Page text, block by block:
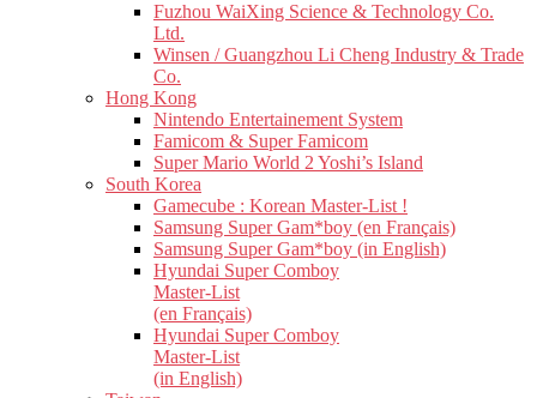
Fuzhou WaiXing Science & Technology Co.
Ltd.
Winsen / Guangzhou Li Cheng Industry & Trade
Co.
Hong Kong
Nintendo Entertainement System
Famicom & Super Famicom
Super Mario World 2 Yoshi’s Island
South Korea
Gamecube : Korean Master-List !
Samsung Super Gam*boy (en Français)
Samsung Super Gam*boy (in English)
Hyundai Super Comboy
Master-List
(en Français)
Hyundai Super Comboy
Master-List
(in English)